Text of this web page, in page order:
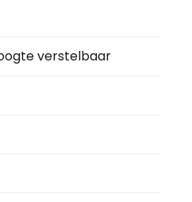
verstelbaar